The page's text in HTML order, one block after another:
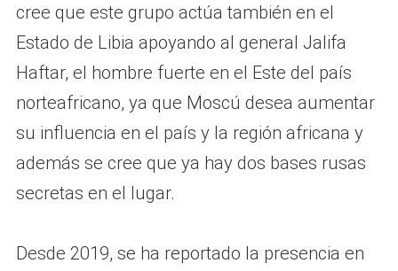
cree que este grupo actúa también en el
Estado de Libia apoyando al general Jalifa
Haftar, el hombre fuerte en el Este del país
norteafricano, ya que Moscú desea aumentar
su influencia en el país y la región africana y
además se cree que ya hay dos bases rusas
secretas en el lugar.
Desde 2019, se ha reportado la presencia en